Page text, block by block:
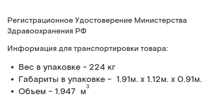
Регистрационное Удостоверение Министерства
Здравоохранения РФ
Информация для транспортировки товара:
Вес в упаковке - 224 кг
Габариты в упаковке - 1.91м. x 1.12м. x 0.91м.
Объем - 1.947 м3